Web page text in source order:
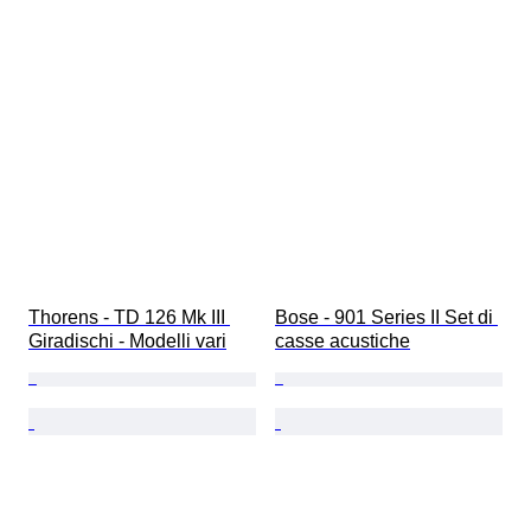
Thorens - TD 126 Mk III
Giradischi - Modelli vari
Bose - 901 Series II Set di
casse acustiche